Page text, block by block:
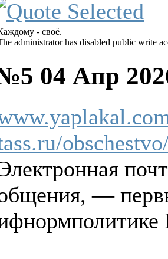
- своё.
administrator has disabled public write
04 Апр
—